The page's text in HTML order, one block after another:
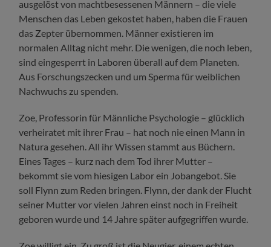
ausgelöst von machtbesessenen Männern – die viele
Menschen das Leben gekostet haben, haben die Frauen
das Zepter übernommen. Männer existieren im
normalen Alltag nicht mehr. Die wenigen, die noch leben,
sind eingesperrt in Laboren überall auf dem Planeten.
Aus Forschungszecken und um Sperma für weiblichen
Nachwuchs zu spenden.
Zoe, Professorin für Männliche Psychologie – glücklich
verheiratet mit ihrer Frau – hat noch nie einen Mann in
Natura gesehen. All ihr Wissen stammt aus Büchern.
Eines Tages – kurz nach dem Tod ihrer Mutter –
bekommt sie vom hiesigen Labor ein Jobangebot. Sie
soll Flynn zum Reden bringen. Flynn, der dank der Flucht
seiner Mutter vor vielen Jahren einst noch in Freiheit
geboren wurde und 14 Jahre später aufgegriffen wurde.